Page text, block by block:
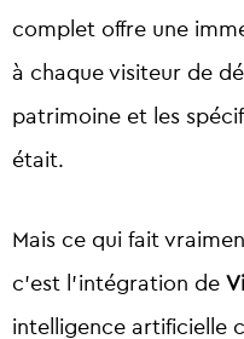
complet offre une
à chaque visiteur de
patrimoine et les
était.
Mais ce qui fait
c’est l’intégration de
intelligence artificielle